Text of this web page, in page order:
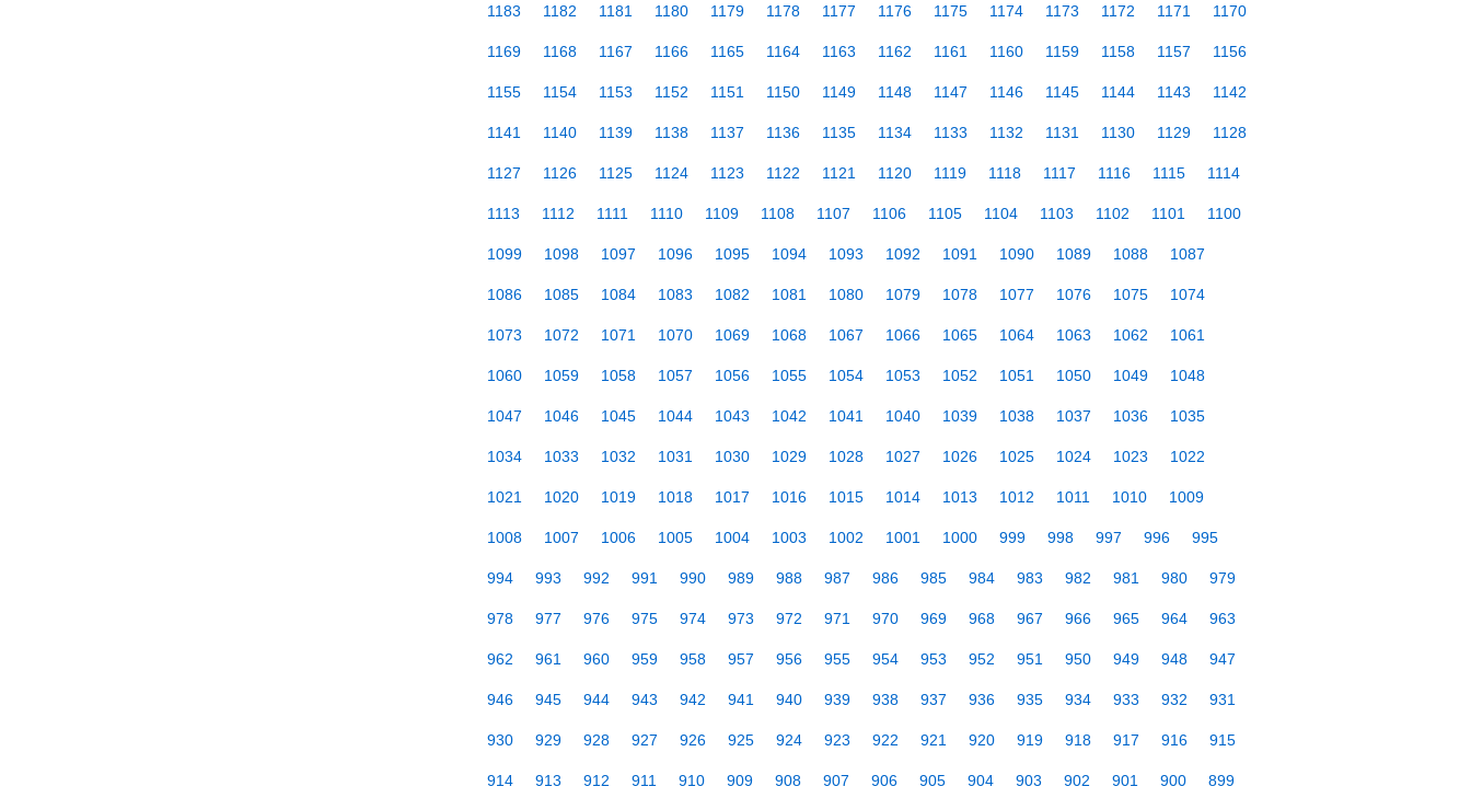
1183 1182 1181 1180 1179 1178 1177 1176 1175 1174 1173 1172 1171 1170
1169 1168 1167 1166 1165 1164 1163 1162 1161 1160 1159 1158 1157 1156
1155 1154 1153 1152 1151 1150 1149 1148 1147 1146 1145 1144 1143 1142
1141 1140 1139 1138 1137 1136 1135 1134 1133 1132 1131 1130 1129 1128
1127 1126 1125 1124 1123 1122 1121 1120 1119 1118 1117 1116 1115 1114
1113 1112 1111 1110 1109 1108 1107 1106 1105 1104 1103 1102 1101 1100
1099 1098 1097 1096 1095 1094 1093 1092 1091 1090 1089 1088 1087
1086 1085 1084 1083 1082 1081 1080 1079 1078 1077 1076 1075 1074
1073 1072 1071 1070 1069 1068 1067 1066 1065 1064 1063 1062 1061
1060 1059 1058 1057 1056 1055 1054 1053 1052 1051 1050 1049 1048
1047 1046 1045 1044 1043 1042 1041 1040 1039 1038 1037 1036 1035
1034 1033 1032 1031 1030 1029 1028 1027 1026 1025 1024 1023 1022
1021 1020 1019 1018 1017 1016 1015 1014 1013 1012 1011 1010 1009
1008 1007 1006 1005 1004 1003 1002 1001 1000 999 998 997 996 995
994 993 992 991 990 989 988 987 986 985 984 983 982 981 980 979
978 977 976 975 974 973 972 971 970 969 968 967 966 965 964 963
962 961 960 959 958 957 956 955 954 953 952 951 950 949 948 947
946 945 944 943 942 941 940 939 938 937 936 935 934 933 932 931
930 929 928 927 926 925 924 923 922 921 920 919 918 917 916 915
914 913 912 911 910 909 908 907 906 905 904 903 902 901 900 899